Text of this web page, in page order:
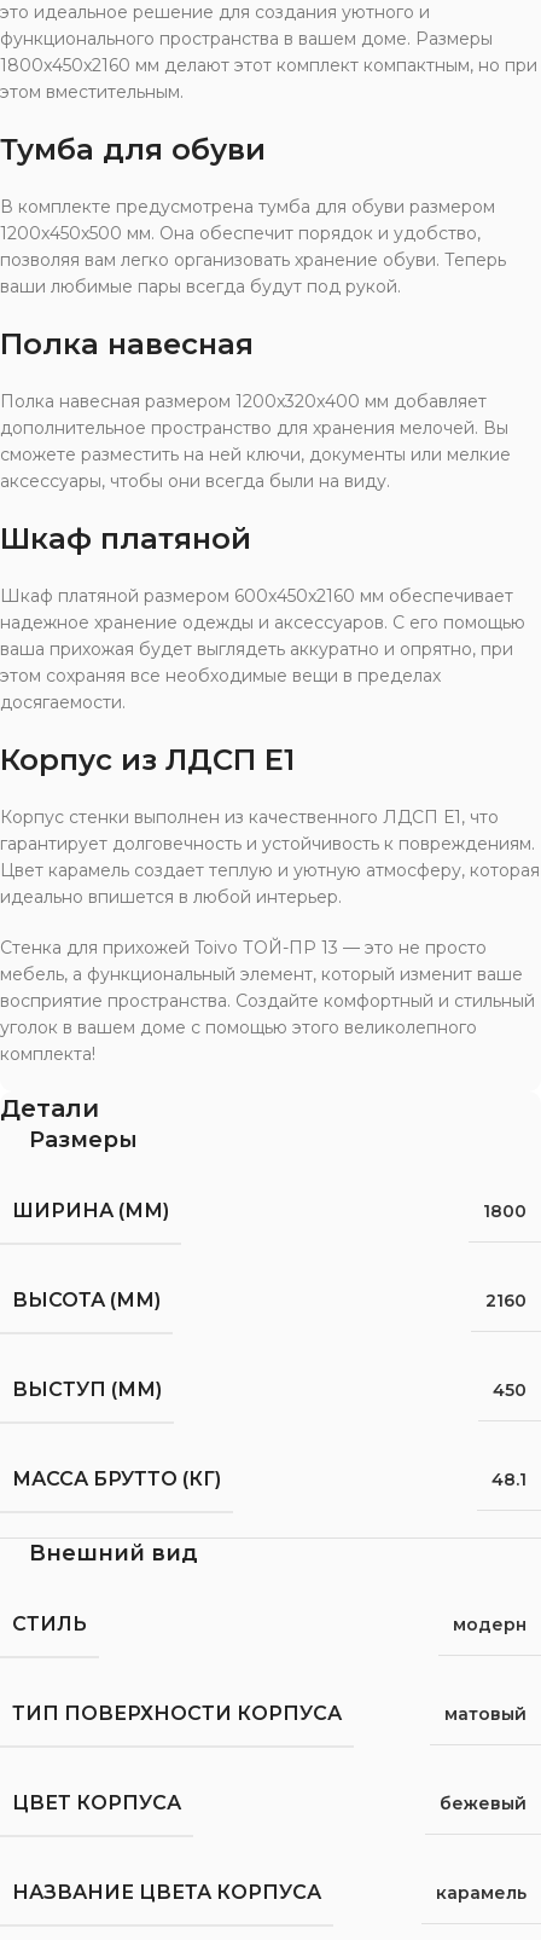
это идеальное решение для создания уютного и
функционального пространства в вашем доме. Размеры
1800x450x2160 мм делают этот комплект компактным, но при
этом вместительным.
Тумба для обуви
В комплекте предусмотрена тумба для обуви размером
1200x450x500 мм. Она обеспечит порядок и удобство,
позволяя вам легко организовать хранение обуви. Теперь
ваши любимые пары всегда будут под рукой.
Полка навесная
Полка навесная размером 1200x320x400 мм добавляет
дополнительное пространство для хранения мелочей. Вы
сможете разместить на ней ключи, документы или мелкие
аксессуары, чтобы они всегда были на виду.
Шкаф платяной
Шкаф платяной размером 600x450x2160 мм обеспечивает
надежное хранение одежды и аксессуаров. С его помощью
ваша прихожая будет выглядеть аккуратно и опрятно, при
этом сохраняя все необходимые вещи в пределах
досягаемости.
Корпус из ЛДСП Е1
Корпус стенки выполнен из качественного ЛДСП Е1, что
гарантирует долговечность и устойчивость к повреждениям.
Цвет карамель создает теплую и уютную атмосферу, которая
идеально впишется в любой интерьер.
Стенка для прихожей Toivo ТОЙ-ПР 13 — это не просто
мебель, а функциональный элемент, который изменит ваше
восприятие пространства. Создайте комфортный и стильный
уголок в вашем доме с помощью этого великолепного
комплекта!
Детали
Размеры
ШИРИНА (ММ) 1800
ВЫСОТА (ММ) 2160
ВЫСТУП (ММ) 450
МАССА БРУТТО (КГ) 48.1
Внешний вид
СТИЛЬ модерн
ТИП ПОВЕРХНОСТИ КОРПУСА матовый
ЦВЕТ КОРПУСА бежевый
НАЗВАНИЕ ЦВЕТА КОРПУСА карамель